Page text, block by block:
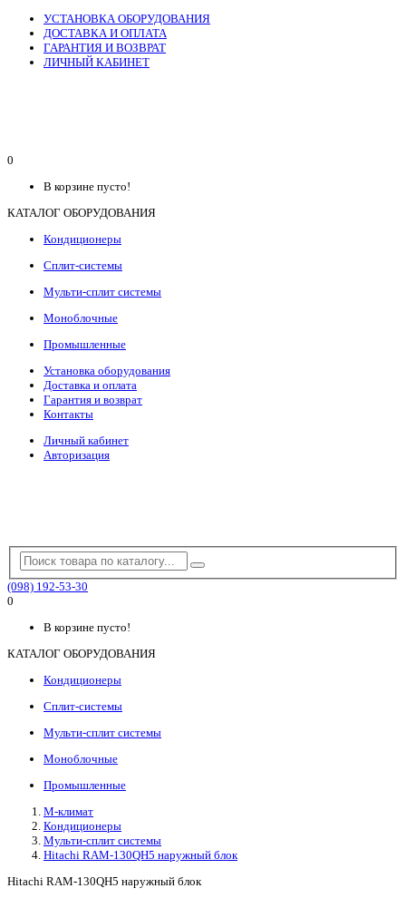
УСТАНОВКА ОБОРУДОВАНИЯ
ДОСТАВКА И ОПЛАТА
ГАРАНТИЯ И ВОЗВРАТ
ЛИЧНЫЙ КАБИНЕТ
0
В корзине пусто!
КАТАЛОГ ОБОРУДОВАНИЯ
Кондиционеры
Сплит-системы
Мульти-сплит системы
Моноблочные
Промышленные
Установка оборудования
Доставка и оплата
Гарантия и возврат
Контакты
Личный кабинет
Авторизация
(098) 192-53-30
0
В корзине пусто!
КАТАЛОГ ОБОРУДОВАНИЯ
Кондиционеры
Сплит-системы
Мульти-сплит системы
Моноблочные
Промышленные
М-климат
Кондиционеры
Мульти-сплит системы
Hitachi RAM-130QH5 наружный блок
Hitachi RAM-130QH5 наружный блок